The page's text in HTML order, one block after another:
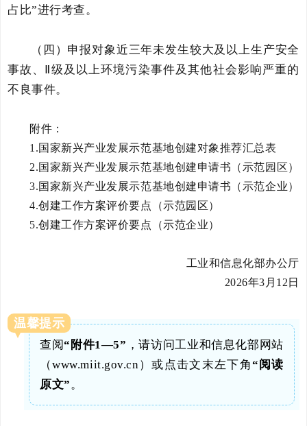
占比”进行考查。
（四）申报对象近三年未发生较大及以上生产安全
事故、Ⅱ级及以上环境污染事件及其他社会影响严重的
不良事件。
附件：
1.国家新兴产业发展示范基地创建对象推荐汇总表
2.国家新兴产业发展示范基地创建申请书（示范园区）
3.国家新兴产业发展示范基地创建申请书（示范企业）
4.创建工作方案评价要点（示范园区）
5.创建工作方案评价要点（示范企业）
工业和信息化部办公厅
2026年3月12日
温馨提示
查阅“附件1—5” ，请访问工业和信息化部网站
（www.miit.gov.cn）或点击文末左下角“阅读
原文”。